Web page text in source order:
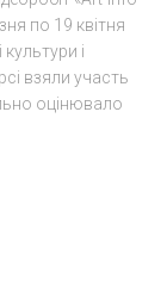
по 19 квітня
і
взяли участь
оцінювало